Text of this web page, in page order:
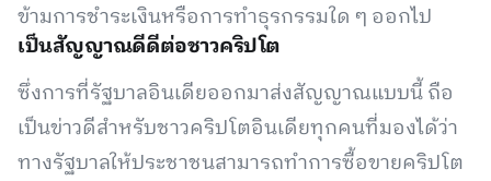
ข้ามการชำระเงินหรือการทำธุรกรรมใด ๆ ออกไป
เป็นสัญญาณดีดีต่อชาวคริปโต
ซึ่งการที่รัฐบาลอินเดียออกมาส่งสัญญาณแบบนี้ ถือ
เป็นข่าวดีสำหรับชาวคริปโตอินเดียทุกคนที่มองได้ว่า
ทางรัฐบาลให้ประชาชนสามารถทำการซื้อขายคริปโต